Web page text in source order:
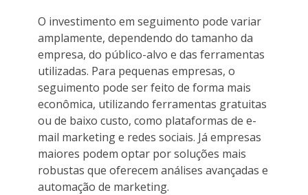
O investimento em seguimento pode variar
amplamente, dependendo do tamanho da
empresa, do público-alvo e das ferramentas
utilizadas. Para pequenas empresas, o
seguimento pode ser feito de forma mais
econômica, utilizando ferramentas gratuitas
ou de baixo custo, como plataformas de e-
mail marketing e redes sociais. Já empresas
maiores podem optar por soluções mais
robustas que oferecem análises avançadas e
automação de marketing.